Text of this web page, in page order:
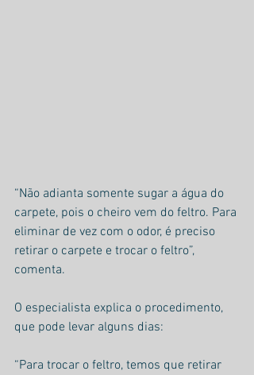
“Não adianta somente sugar a água do
carpete, pois o cheiro vem do feltro. Para
eliminar de vez com o odor, é preciso
retirar o carpete e trocar o feltro”,
comenta.
O especialista explica o procedimento,
que pode levar alguns dias:
“Para trocar o feltro, temos que retirar